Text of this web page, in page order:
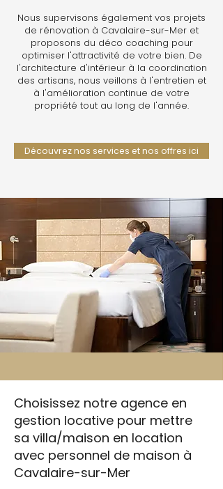
Nous supervisons également vos projets
de rénovation à Cavalaire-sur-Mer et
proposons du déco coaching pour
optimiser l'attractivité de votre bien. De
l'architecture d'intérieur à la coordination
des artisans, nous veillons à l'entretien et
à l'amélioration continue de votre
propriété tout au long de l'année.
Découvrez nos services et nos offres ici
Choisissez notre agence en
gestion locative pour mettre
sa villa/maison en location
avec personnel de maison à
Cavalaire-sur-Mer